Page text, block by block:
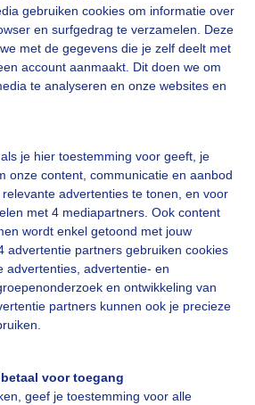
gebruiken cookies om informatie over
en surfgedrag te verzamelen. Deze
met de gegevens die je zelf deelt met
account aanmaakt. Dit doen we om
te analyseren en onze websites en
je hier toestemming voor geeft, je
onze content, communicatie en aanbod
advertenties te tonen, en voor
met 4 mediapartners. Ook content
wordt enkel getoond met jouw
advertentie partners gebruiken cookies
advertenties, advertentie- en
en ontwikkeling van
partners kunnen ook je precieze
voor toegang
geef je toestemming voor alle
#molen
moment geduld aub...